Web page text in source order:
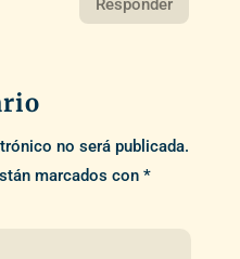
Responder
no será publicada.
marcados con *